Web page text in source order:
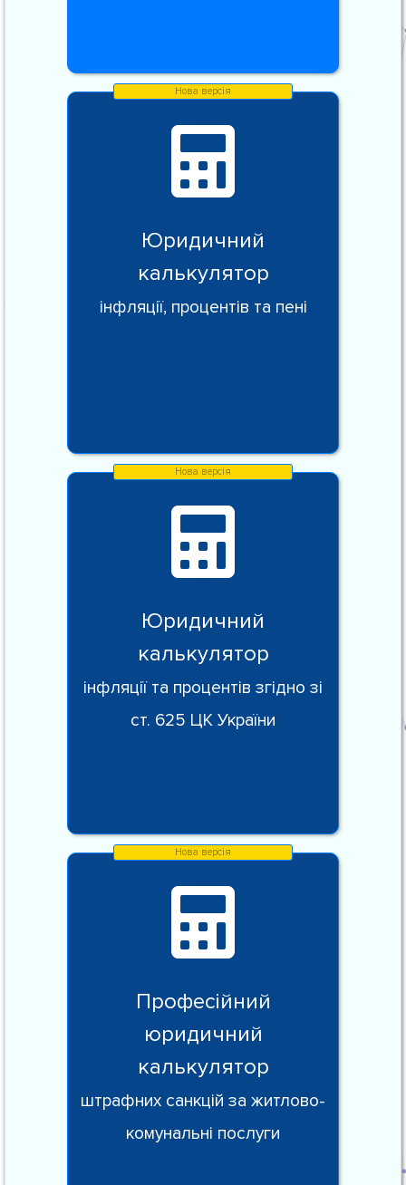
Юридичний
калькулятор
інфляції, процентів та пені
Юридичний
калькулятор
інфляції та процентів згідно зі
ст. 625 ЦК України
Професійний
юридичний
калькулятор
штрафних санкцій за житлово-
комунальні послуги